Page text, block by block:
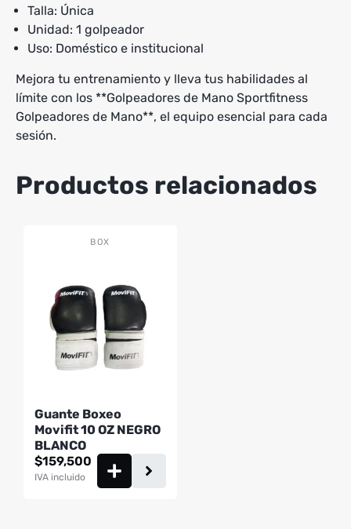
Talla: Única
Unidad: 1 golpeador
Uso: Doméstico e institucional
Mejora tu entrenamiento y lleva tus habilidades al
límite con los **Golpeadores de Mano Sportfitness
Golpeadores de Mano**, el equipo esencial para cada
sesión.
Productos relacionados
BOX
Guante Boxeo
Movifit 10 OZ NEGRO
BLANCO
$159,500
IVA incluido